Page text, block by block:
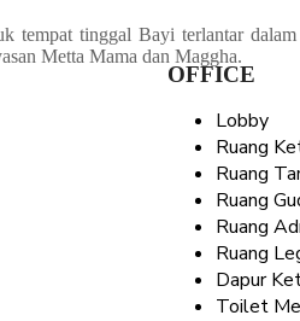
tempat tinggal Bayi terlantar
Metta Mama dan Maggha.
OFFICE
Lobby
Ruang
Ruang
Ruang
Ruang
Ruang
Dapur
Toilet